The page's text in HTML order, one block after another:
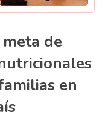
de
en